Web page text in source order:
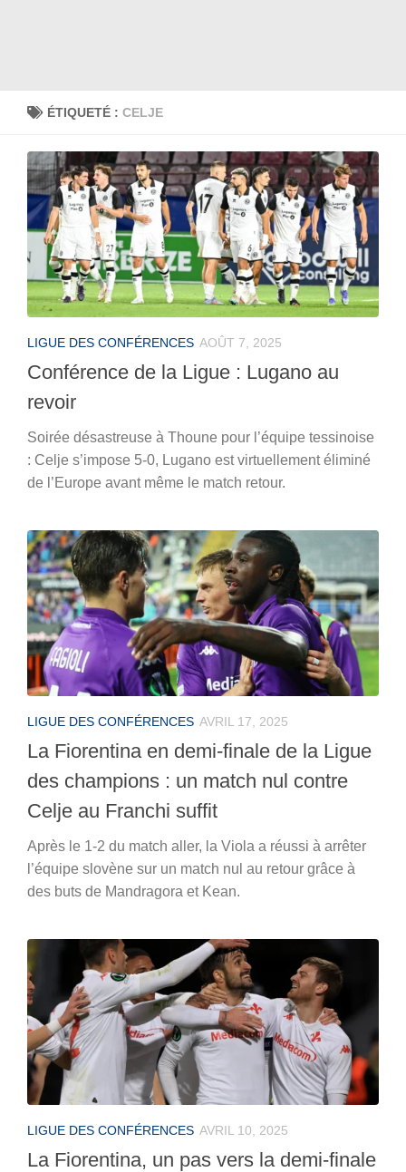
ÉTIQUETÉ : CELJE
LIGUE DES CONFÉRENCES AOÛT 7, 2025
Conférence de la Ligue : Lugano au
revoir
Soirée désastreuse à Thoune pour l’équipe tessinoise
: Celje s’impose 5-0, Lugano est virtuellement éliminé
de l’Europe avant même le match retour.
LIGUE DES CONFÉRENCES AVRIL 17, 2025
La Fiorentina en demi-finale de la Ligue
des champions : un match nul contre
Celje au Franchi suffit
Après le 1-2 du match aller, la Viola a réussi à arrêter
l’équipe slovène sur un match nul au retour grâce à
des buts de Mandragora et Kean.
LIGUE DES CONFÉRENCES AVRIL 10, 2025
La Fiorentina, un pas vers la demi-finale